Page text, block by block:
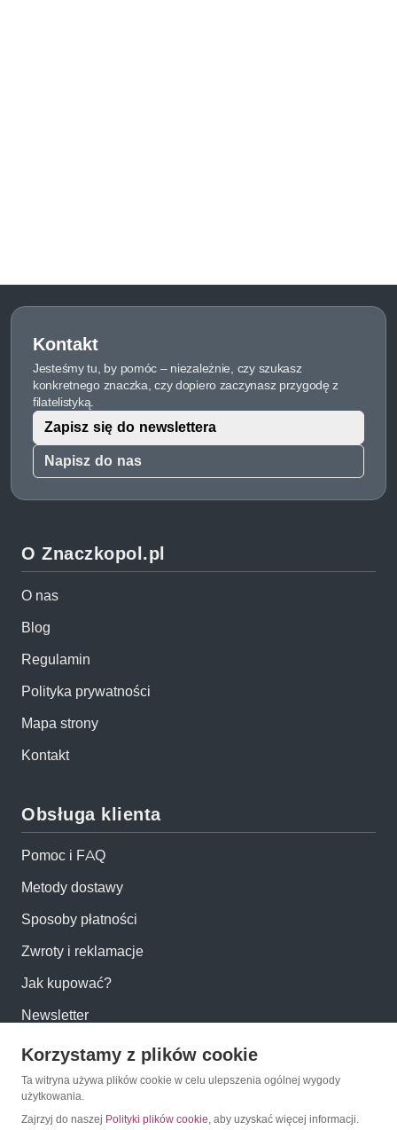
Kontakt
Jesteśmy tu, by pomóc – niezależnie, czy szukasz
konkretnego znaczka, czy dopiero zaczynasz przygodę z
filatelistyką.
Napisz do nas
Zapisz się do newslettera
O Znaczkopol.pl
O nas
Blog
Regulamin
Polityka prywatności
Mapa strony
Kontakt
Obsługa klienta
Pomoc i FAQ
Metody dostawy
Sposoby płatności
Zwroty i reklamacje
Jak kupować?
Newsletter
Konto
Moje konto
Korzystamy z plików cookie
Ta witryna używa plików cookie w celu ulepszenia ogólnej wygody
użytkowania.
Zajrzyj do naszej Polityki plików cookie, aby uzyskać więcej informacji.